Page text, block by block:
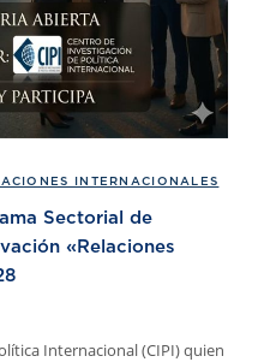
INTERNACIONALES
Sectorial de
«Relaciones
Internacional (CIPI) quien